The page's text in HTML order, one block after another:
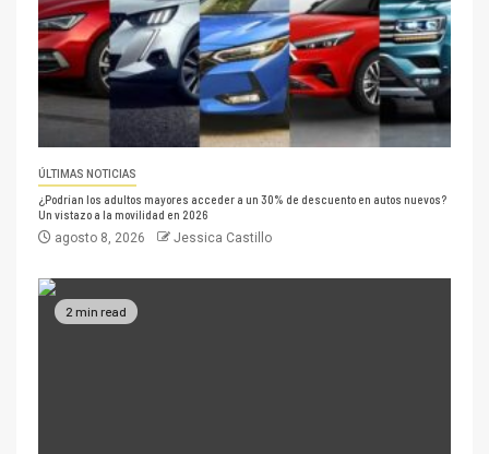
ÚLTIMAS NOTICIAS
¿Podrían los adultos mayores acceder a un 30% de descuento en autos nuevos?
Un vistazo a la movilidad en 2026
agosto 8, 2026 Jessica Castillo
2 min read